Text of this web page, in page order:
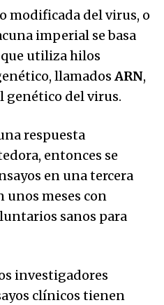
modificada del virus, o
imperial se basa
utiliza hilos
llamados ARN,
genético del virus.
respuesta
entonces se
en una tercera
unos meses con
sanos para
investigadores
clínicos tienen